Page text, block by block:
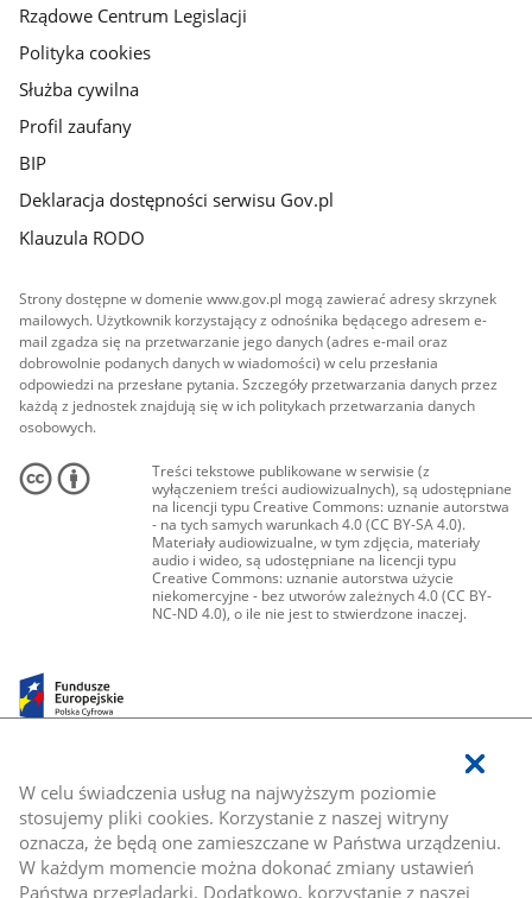
W celu świadczenia usług na najwyższym poziomie
stosujemy pliki cookies. Korzystanie z naszej witryny
oznacza, że będą one zamieszczane w Państwa urządzeniu.
W każdym momencie można dokonać zmiany ustawień
Państwa przeglądarki. Dodatkowo, korzystanie z naszej
Rządowe Centrum Legislacji
Polityka cookies
Służba cywilna
Profil zaufany
BIP
Deklaracja dostępności serwisu Gov.pl
Klauzula RODO
Strony dostępne w domenie www.gov.pl mogą zawierać adresy skrzynek
mailowych. Użytkownik korzystający z odnośnika będącego adresem e-
mail zgadza się na przetwarzanie jego danych (adres e-mail oraz
dobrowolnie podanych danych w wiadomości) w celu przesłania
odpowiedzi na przesłane pytania. Szczegóły przetwarzania danych przez
każdą z jednostek znajdują się w ich politykach przetwarzania danych
osobowych.
Treści tekstowe publikowane w serwisie (z
wyłączeniem treści audiowizualnych), są udostępniane
na licencji typu Creative Commons: uznanie autorstwa
- na tych samych warunkach 4.0 (CC BY-SA 4.0).
Materiały audiowizualne, w tym zdjęcia, materiały
audio i wideo, są udostępniane na licencji typu
Creative Commons: uznanie autorstwa użycie
niekomercyjne - bez utworów zależnych 4.0 (CC BY-
NC-ND 4.0), o ile nie jest to stwierdzone inaczej.